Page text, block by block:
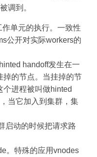
调到。
单元的执行。一致性
公开对实际workers的
handoff发生在一
掉的节点。当挂掉的节
个进程被叫做hinted
当它加入到集群，集
启动的时候把请求路
。特殊的应用vnodes